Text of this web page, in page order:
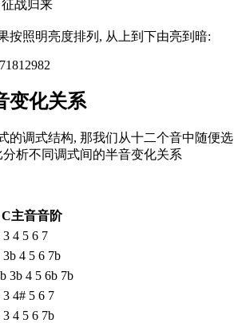
征战归来
按照明亮度排列, 从上到下由亮到暗:
变化关系
的调式结构, 那我们从十二个音中随便选
析不同调式间的半音变化关系
C主音音阶
3 4 5 6 7
3b 4 5 6 7b
3b 4 5 6b 7b
3 4# 5 6 7
3 4 5 6 7b